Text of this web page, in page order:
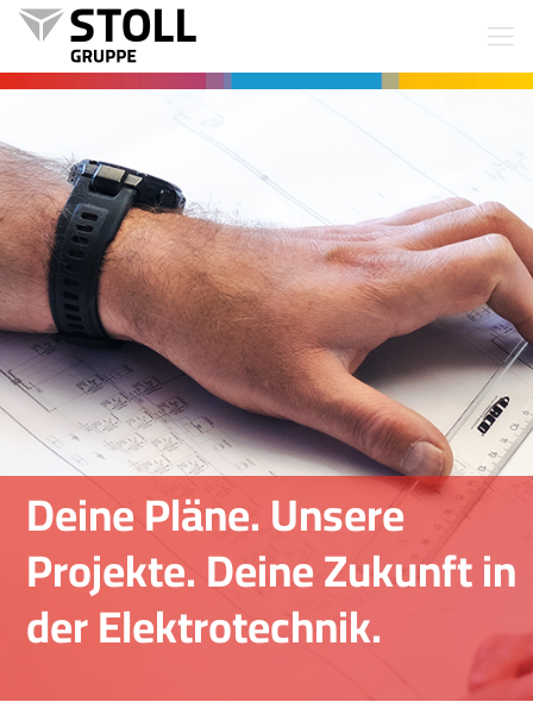
Deine Pläne. Unsere
Projekte. Deine Zukunft in
der Elektrotechnik.